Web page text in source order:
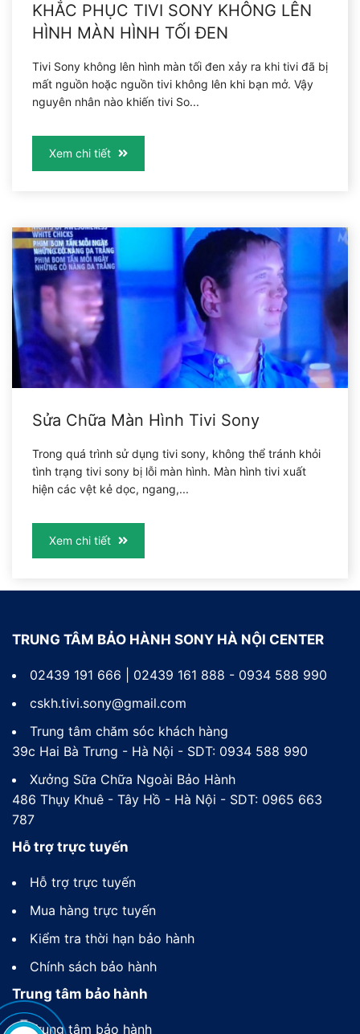
KHẮC PHỤC TIVI SONY KHÔNG LÊN
HÌNH MÀN HÌNH TỐI ĐEN
Tivi Sony không lên hình màn tối đen xảy ra khi tivi đã bị
mất nguồn hoặc nguồn tivi không lên khi bạn mở. Vậy
nguyên nhân nào khiến tivi So...
Xem chi tiết
Sửa Chữa Màn Hình Tivi Sony
Trong quá trình sử dụng tivi sony, không thể tránh khỏi
tình trạng tivi sony bị lỗi màn hình. Màn hình tivi xuất
hiện các vệt kẻ dọc, ngang,...
Xem chi tiết
TRUNG TÂM BẢO HÀNH SONY HÀ NỘI CENTER
02439 191 666 | 02439 161 888 - 0934 588 990
cskh.tivi.sony@gmail.com
Trung tâm chăm sóc khách hàng
39c Hai Bà Trưng - Hà Nội - SDT: 0934 588 990
Xưởng Sữa Chữa Ngoài Bảo Hành
486 Thụy Khuê - Tây Hồ - Hà Nội - SDT: 0965 663
787
Hỗ trợ trực tuyến
Hỗ trợ trực tuyến
Mua hàng trực tuyến
Kiểm tra thời hạn bảo hành
Chính sách bảo hành
Trung tâm bảo hành
Trung tâm bảo hành